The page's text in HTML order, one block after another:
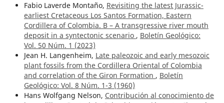
Fabio Laverde Montaño, Revisiting the latest Jurassic-
earliest Cretaceous Los Santos Formation, Eastern
Cordillera of Colombia. B – A transgressive river mouth
deposit in a syntectonic scenario , Boletín Geológico:
Vol. 50 Núm. 1 (2023)
Jean H. Langenheim, Late paleozoic and early mesozoic
plant fossils from the Cordillera Oriental of Colombia
and correlation of the Giron Formation , Boletín
Geológico: Vol. 8 Núm. 1-3 (1960)
Hans Wolfgang Nelson, Contribución al conocimiento de